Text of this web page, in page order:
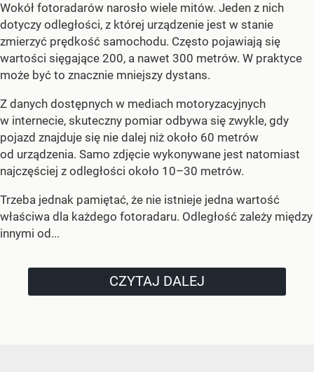
Wokół fotoradarów narosło wiele mitów. Jeden z nich
dotyczy odległości, z której urządzenie jest w stanie
zmierzyć prędkość samochodu. Często pojawiają się
wartości sięgające 200, a nawet 300 metrów. W praktyce
może być to znacznie mniejszy dystans.
Z danych dostępnych w mediach motoryzacyjnych
w internecie, skuteczny pomiar odbywa się zwykle, gdy
pojazd znajduje się nie dalej niż około 60 metrów
od urządzenia. Samo zdjęcie wykonywane jest natomiast
najczęściej z odległości około 10–30 metrów.
Trzeba jednak pamiętać, że nie istnieje jedna wartość
właściwa dla każdego fotoradaru. Odległość zależy między
innymi od...
CZYTAJ DALEJ